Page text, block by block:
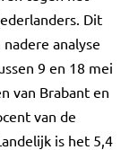
Dit
analyse
9 en 18 mei
van Brabant en
van de
is het 5,4